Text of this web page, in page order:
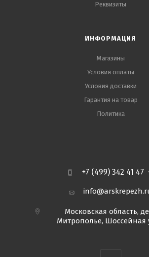
Реквизиты
ИНФОРМАЦИЯ
Магазины
Условия оплаты
Условия доставки
Гарантия на товар
Политика
+7 (499) 342 41 47
Московская область,
Митрополье, Шоссейная